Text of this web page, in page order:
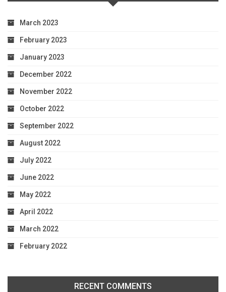
March 2023
February 2023
January 2023
December 2022
November 2022
October 2022
September 2022
August 2022
July 2022
June 2022
May 2022
April 2022
March 2022
February 2022
RECENT COMMENTS